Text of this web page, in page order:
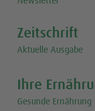
Zeitschrift
Aktuelle Ausgabe
Ihre
Gesunde Ernährung